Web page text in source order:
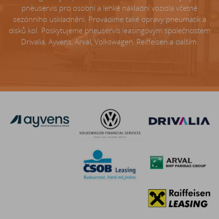
pneuservis pro osobní a lehké nákladní vozidla včetně
sezónního uskladnění. Provádíme také opravy pneumatik a
disků kol. Poskytujeme pneuservis leasingovým společnostem
Drivalia, Ayvens, Arval, Volkswagen, Reiffeisen a dalším.